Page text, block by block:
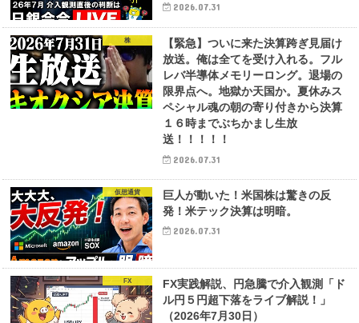
2026.07.31
株
【緊急】ついに来た決算跨ぎ見届け
放送。俺は全てを受け入れる。フル
レバ半導体メモリーロング。退場の
限界点へ。地獄か天国か。夏休みス
ペシャル魂の朝の寄り付きから決算
１６時までぶちかまし生放
送！！！！！
2026.07.31
仮想通貨
巨人が動いた！米国株は驚きの反
発！米テック決算は明暗。
2026.07.31
FX
FX実践解説、円急騰で介入観測「ド
ル円５円超下落をライブ解説！」
（2026年7月30日）